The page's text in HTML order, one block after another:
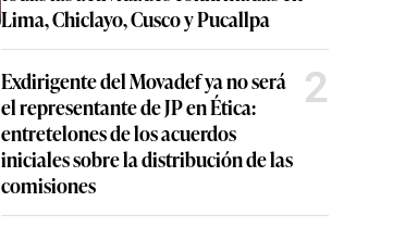
Lima, Chiclayo, Cusco y Pucallpa
Exdirigente del Movadef ya no será
el representante de JP en Ética:
entretelones de los acuerdos
iniciales sobre la distribución de las
comisiones
2